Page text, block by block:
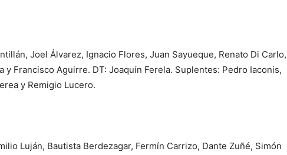
Joel Álvarez, Ignacio Flores, Juan Sayueque, Renato Di Carlo,
Francisco Aguirre. DT: Joaquín Ferela. Suplentes: Pedro Iaconis,
y Remigio Lucero.
Luján, Bautista Berdezagar, Fermín Carrizo, Dante Zuñé, Simón